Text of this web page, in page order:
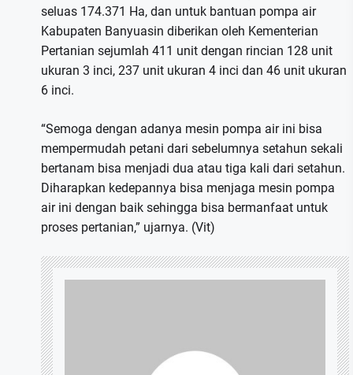
seluas 174.371 Ha, dan untuk bantuan pompa air
Kabupaten Banyuasin diberikan oleh Kementerian
Pertanian sejumlah 411 unit dengan rincian 128 unit
ukuran 3 inci, 237 unit ukuran 4 inci dan 46 unit ukuran
6 inci.
“Semoga dengan adanya mesin pompa air ini bisa
mempermudah petani dari sebelumnya setahun sekali
bertanam bisa menjadi dua atau tiga kali dari setahun.
Diharapkan kedepannya bisa menjaga mesin pompa
air ini dengan baik sehingga bisa bermanfaat untuk
proses pertanian,” ujarnya. (Vit)